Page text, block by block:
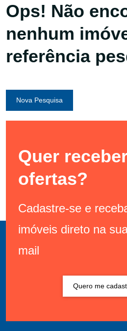
Ops! Não
nenhum
referência
Nova Pesquisa
Quer
ofertas?
Cadastre-se e
imóveis direto na
mail
Quero me